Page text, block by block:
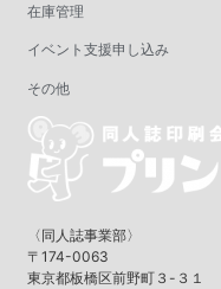
在庫管理
イベント支援申し込み
その他
〈同人誌事業部〉
〒174-0063
東京都板橋区前野町３-３１